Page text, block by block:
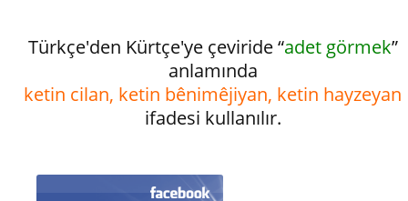
Türkçe'den Kürtçe'ye çeviride “adet görmek”
anlamında
ketin cilan, ketin bênimêjiyan, ketin hayzeyan
ifadesi kullanılır.